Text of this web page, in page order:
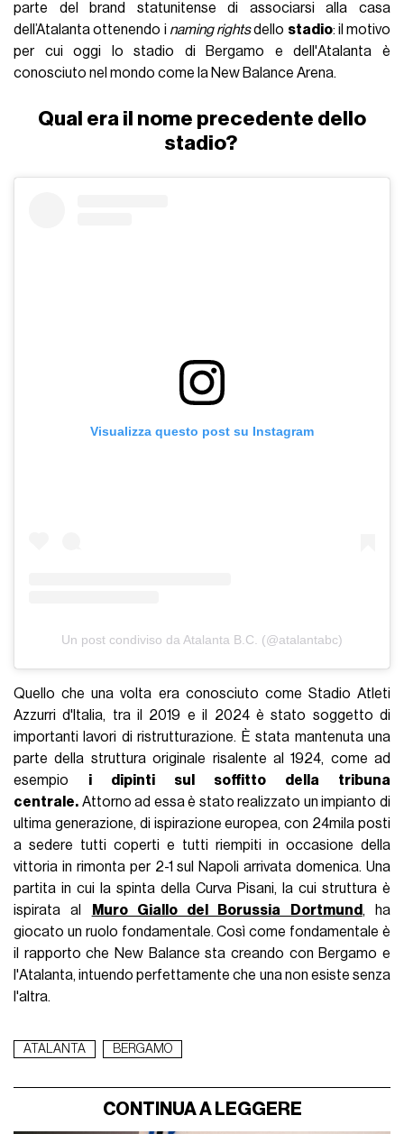
parte del brand statunitense di associarsi alla casa
dell’Atalanta ottenendo i naming rightsdello stadio: il motivo
per cui oggi lo stadio di Bergamo e dell'Atalanta è
conosciuto nel mondo come la New Balance Arena.
Qual era il nome precedente dello
stadio?
Visualizza questo post su Instagram
Un post condiviso da Atalanta B.C. (@atalantabc)
Quello che una volta era conosciuto come Stadio Atleti
Azzurri d'Italia, tra il 2019 e il 2024 è stato soggetto di
importanti lavori di ristrutturazione. È stata mantenuta una
parte della struttura originale risalente al 1924, come ad
esempio i dipinti sul soffitto della tribuna
centrale. Attorno ad essa è stato realizzato un impianto di
ultima generazione, di ispirazione europea, con 24mila posti
a sedere tutti coperti e tutti riempiti in occasione della
vittoria in rimonta per 2-1 sul Napoli arrivata domenica. Una
partita in cui la spinta della Curva Pisani, la cui struttura è
ispirata al
Muro Giallo del Borussia Dortmund , ha
giocato un ruolo fondamentale. Così come fondamentale è
il rapporto che New Balance sta creando con Bergamo e
l'Atalanta, intuendo perfettamente che una non esiste senza
l'altra.
ATALANTA BERGAMO
CONTINUA A LEGGERE